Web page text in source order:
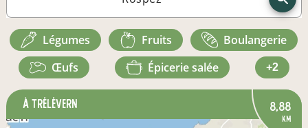
légumes fruits
boulangerie
œufs
épicerie salée +2
à Trélévern 8,88
km